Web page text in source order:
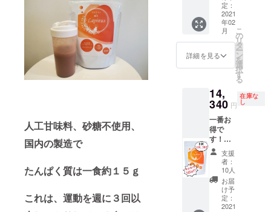
人工甘味料、砂糖不使用、
国内の製造で
たんぱく質は一食約１５ｇ
これは、運動を週に３回以
と共
に。 ※
来院い
ただけ
る方に
限りま
0052神
奈川県
川崎市
幸区古
市場2-
111 ◉最
寄り
駅：南
武線 鹿
島田駅
西口 車
5分 湘
ち合わ
せとな
りま
す。 製
品は配
合の原
ズが変
わりま
す５０
袋でお
届けし
ます。
年2月下
旬配送
予定と
なりま
す。
ス３
袋。 60
日分。
１日１
食でひ
と袋20
日分に
なりま
シェイ
カー付
き。
30%OF
F価格！
15セッ
ト限
定。
14,340
円 →
10,380
料込み
定：
2021
年02
月
詳細を見る
こ
の
リ
タ
ー
ン
を
選
択
す
る
14,
340 円
在庫な
し
一番お
得で
す！！
【120日
じっく
り体質
改善】 ♦︎
ラピナ
ス6袋。
120日
支援
者：
10人
お届
け予
定：
2021